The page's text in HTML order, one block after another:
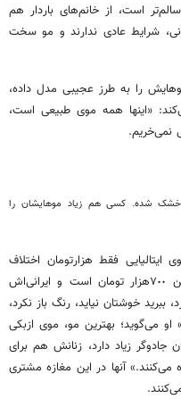
است، از خانم‌های باردار هم
شرایط عادی ندارند و مو سخت
را به طرز عجیبی مدل داده،
«اینها همه موی طبیعی است،
نمی‌خریم.
خشک شده. کسی هم زیاد موهایشان را
فقط‌ هزارتومان اختلاف
دارد، هر دسته موی ایتالیایی برای اکستنشن ٧٠٠‌هزار تومان است و ایرانی‌اش
ببرید خوشتان نیاید، رنگ باز نکرد،
رایگان بگیرید.» او می‌گوید؛ بهترین مو، موی ازبکی
جادوگر زیاد دارد، زنانش هم برای
می‌کنند.» آنها در این مغازه مشتری